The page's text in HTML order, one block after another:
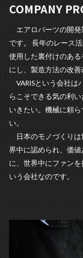
COMPANY
エアロパーツの開発
です。 長年のレース
使用した裏付けのあ
にし、製造方法の改善
VARISという会社は
らこそできる気の利
いきたい。機械に頼
い。
日本のモノづくりは
界中に認められ、価
に、世界中にファン
いう会社なのです。